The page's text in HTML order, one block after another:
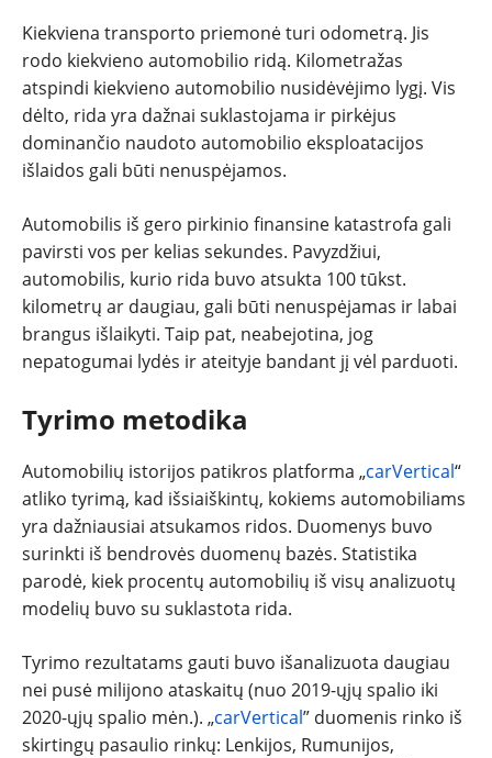
NAUDOTI
REPORTAŽAI
SPORTAS
PATARIMAI
ĮVAIRENYBĖS
Kiekviena transporto priemonė turi odometrą. Jis
rodo kiekvieno automobilio ridą. Kilometražas
atspindi kiekvieno automobilio nusidėvėjimo lygį. Vis
dėlto, rida yra dažnai suklastojama ir pirkėjus
dominančio naudoto automobilio eksploatacijos
išlaidos gali būti nenuspėjamos.
Automobilis iš gero pirkinio finansine katastrofa gali
pavirsti vos per kelias sekundes. Pavyzdžiui,
automobilis, kurio rida buvo atsukta 100 tūkst.
kilometrų ar daugiau, gali būti nenuspėjamas ir labai
brangus išlaikyti. Taip pat, neabejotina, jog
nepatogumai lydės ir ateityje bandant jį vėl parduoti.
Tyrimo metodika
Automobilių istorijos patikros platforma „carVertical“
atliko tyrimą, kad išsiaiškintų, kokiems automobiliams
yra dažniausiai atsukamos ridos. Duomenys buvo
surinkti iš bendrovės duomenų bazės. Statistika
parodė, kiek procentų automobilių iš visų analizuotų
modelių buvo su suklastota rida.
Tyrimo rezultatams gauti buvo išanalizuota daugiau
nei pusė milijono ataskaitų (nuo 2019-ųjų spalio iki
2020-ųjų spalio mėn.). „carVertical” duomenis rinko iš
skirtingų pasaulio rinkų: Lenkijos, Rumunijos,